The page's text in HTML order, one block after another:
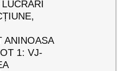
ANINOASA
1: VJ-